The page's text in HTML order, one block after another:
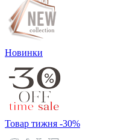
Новинки
Товар тижня -30%